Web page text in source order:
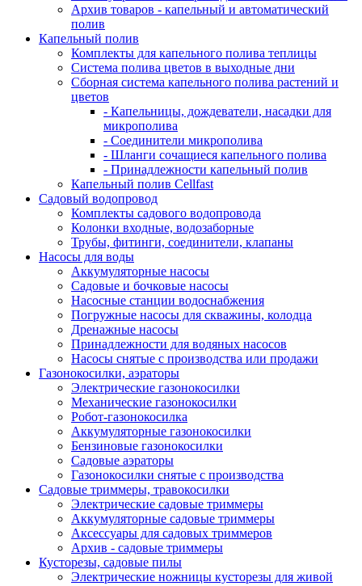
Архив товаров - капельный и автоматический
полив
Капельный полив
Комплекты для капельного полива теплицы
Система полива цветов в выходные дни
Сборная система капельного полива растений и
цветов
- Капельницы, дождеватели, насадки для
микрополива
- Соединители микрополива
- Шланги сочащиеся капельного полива
- Принадлежности капельный полив
Капельный полив Cellfast
Садовый водопровод
Комплекты садового водопровода
Колонки входные, водозаборные
Трубы, фитинги, соединители, клапаны
Насосы для воды
Аккумуляторные насосы
Садовые и бочковые насосы
Насосные станции водоснабжения
Погружные насосы для скважины, колодца
Дренажные насосы
Принадлежности для водяных насосов
Насосы снятые с производства или продажи
Газонокосилки, аэраторы
Электрические газонокосилки
Механические газонокосилки
Робот-газонокосилка
Аккумуляторные газонокосилки
Бензиновые газонокосилки
Садовые аэраторы
Газонокосилки снятые с производства
Садовые триммеры, травокосилки
Электрические садовые триммеры
Аккумуляторные садовые триммеры
Аксессуары для садовых триммеров
Архив - садовые триммеры
Кусторезы, садовые пилы
Электрические ножницы кусторезы для живой